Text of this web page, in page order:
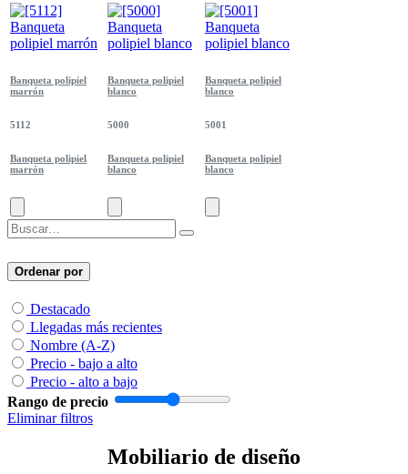
Banqueta polipiel
marrón
5112
Banqueta polipiel
marrón
Banqueta polipiel
blanco
5000
Banqueta polipiel
blanco
Banqueta polipiel
blanco
5001
Banqueta polipiel
blanco
Ordenar por
Destacado
Llegadas más recientes
Nombre (A-Z)
Precio - bajo a alto
Precio - alto a bajo
Rango de precio
Eliminar filtros
Mobiliario de diseño